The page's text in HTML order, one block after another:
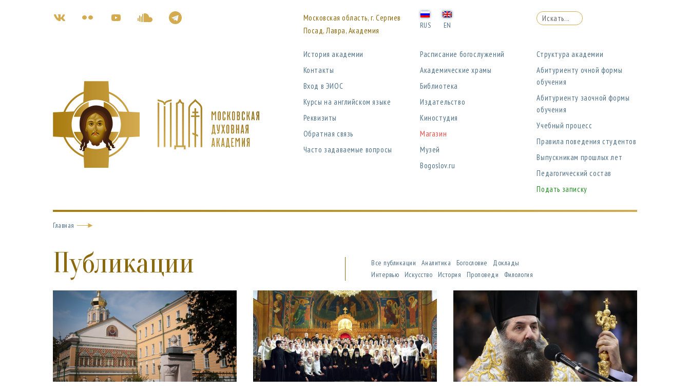
Московская область, г. Сергиев
Посад, Лавра, Академия
RUS EN
История академии
Контакты
Вход в ЭИОС
Курсы на английском языке
Реквизиты
Обратная связь
Часто задаваемые вопросы
Расписание богослужений
Академические храмы
Библиотека
Издательство
Киностудия
Магазин
Музей
Bogoslov.ru
Структура академии
Абитуриенту очной формы
обучения
Абитуриенту заочной формы
обучения
Учебный процесс
Правила поведения студентов
Выпускникам прошлых лет
Педагогический состав
Подать записку
Главная
Публикации Все публикации Аналитика Богословие
Доклады
Интервью
Искусство История Проповеди Филология